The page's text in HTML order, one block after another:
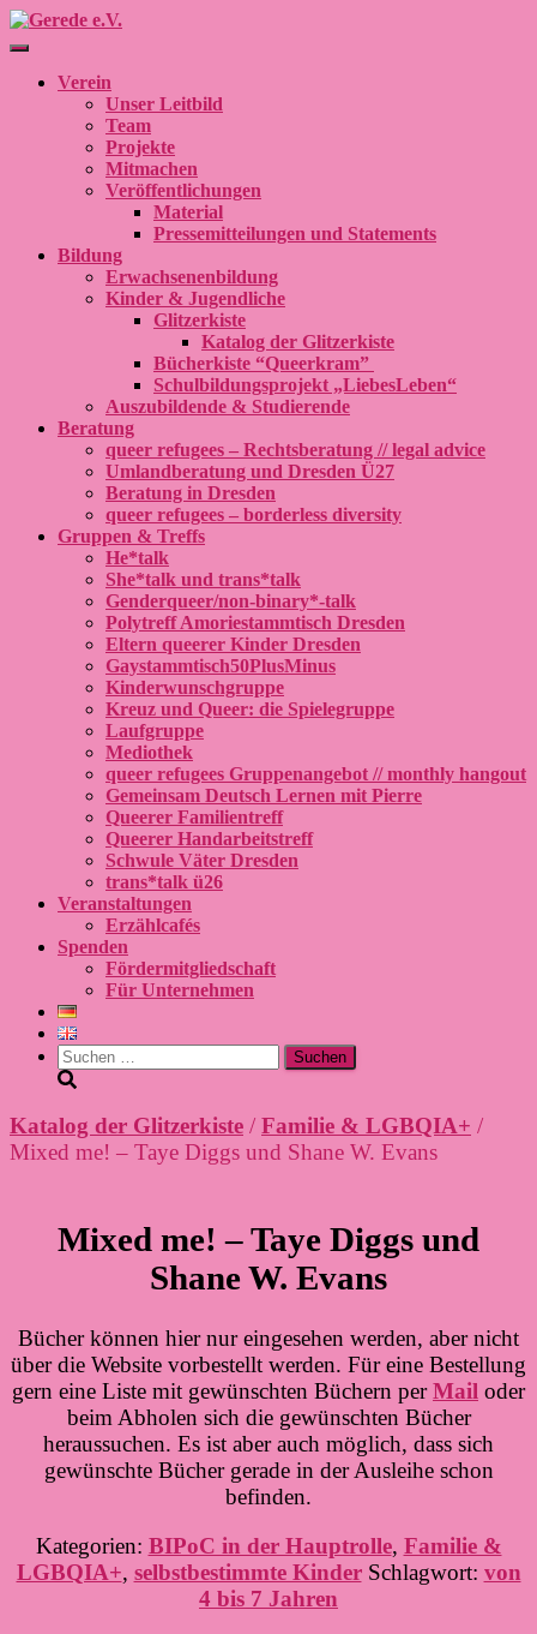
Navigation umschalten
Verein
Unser Leitbild
Team
Projekte
Mitmachen
Veröffentlichungen
Material
Pressemitteilungen und Statements
Bildung
Erwachsenenbildung
Kinder & Jugendliche
Glitzerkiste
Katalog der Glitzerkiste
Bücherkiste “Queerkram”
Schulbildungsprojekt „LiebesLeben“
Auszubildende & Studierende
Beratung
queer refugees – Rechtsberatung // legal advice
Umlandberatung und Dresden Ü27
Beratung in Dresden
queer refugees – borderless diversity
Gruppen & Treffs
He*talk
She*talk und trans*talk
Genderqueer/non-binary*-talk
Polytreff Amoriestammtisch Dresden
Eltern queerer Kinder Dresden
Gaystammtisch50PlusMinus
Kinderwunschgruppe
Kreuz und Queer: die Spielegruppe
Laufgruppe
Mediothek
queer refugees Gruppenangebot // monthly hangout
Gemeinsam Deutsch Lernen mit Pierre
Queerer Familientreff
Queerer Handarbeitstreff
Schwule Väter Dresden
trans*talk ü26
Veranstaltungen
Erzählcafés
Spenden
Fördermitgliedschaft
Für Unternehmen
Suchen
nach:
Katalog der Glitzerkiste / Familie & LGBQIA+ /
Mixed me! – Taye Diggs und Shane W. Evans
Mixed me! – Taye Diggs und
Shane W. Evans
Bücher können hier nur eingesehen werden, aber nicht
über die Website vorbestellt werden. Für eine Bestellung
gern eine Liste mit gewünschten Büchern perMail oder
beim Abholen sich die gewünschten Bücher
heraussuchen. Es ist aber auch möglich, dass sich
gewünschte Bücher gerade in der Ausleihe schon
befinden.
Kategorien: BIPoC in der Hauptrolle, Familie &
LGBQIA+, selbstbestimmte Kinder Schlagwort: von
4 bis 7 Jahren